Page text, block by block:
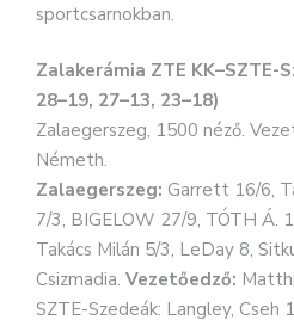
sportcsarnokban.
Zalakerámia ZTE KK–SZTE-
28–19, 27–13, 23–18)
Zalaegerszeg, 1500 néző.
Németh.
Zalaegerszeg: Garrett 16/6,
7/3, BIGELOW 27/9, TÓTH Á.
Takács Milán 5/3, LeDay 8,
Csizmadia. Vezetőedző:
SZTE-Szedeák: Langley, Cseh